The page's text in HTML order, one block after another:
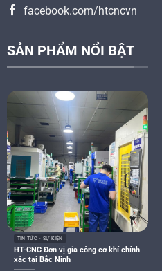
facebook.com/htcncvn
SẢN PHẨM NỔI BẬT
TIN TỨC - SỰ KIỆN
HT-CNC Đơn vị gia công cơ khí chính
xác tại Bắc Ninh